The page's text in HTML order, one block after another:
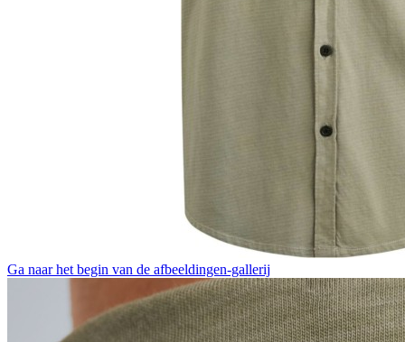
Ga naar het begin van de afbeeldingen-gallerij